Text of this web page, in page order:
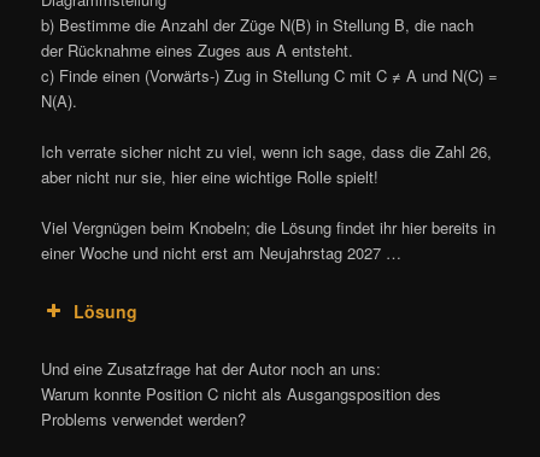
b) Bestimme die Anzahl der Züge N(B) in Stellung B, die nach
der Rücknahme eines Zuges aus A entsteht.
c) Finde einen (Vorwärts-) Zug in Stellung C mit C ≠ A und N(C) =
N(A).
Ich verrate sicher nicht zu viel, wenn ich sage, dass die Zahl 26,
aber nicht nur sie, hier eine wichtige Rolle spielt!
Viel Vergnügen beim Knobeln; die Lösung findet ihr hier bereits in
einer Woche und nicht erst am Neujahrstag 2027 …
Lösung
Und eine Zusatzfrage hat der Autor noch an uns:
Warum konnte Position C nicht als Ausgangsposition des
Problems verwendet werden?